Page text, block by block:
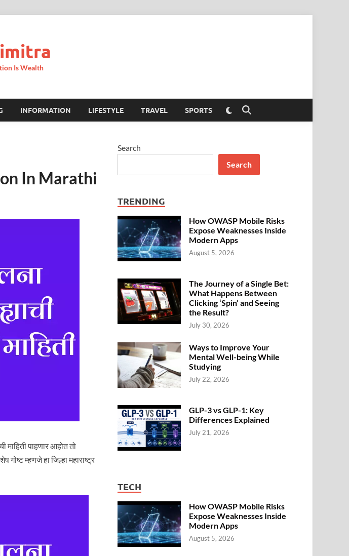
Is Wealth
INFORMATION LIFESTYLE TRAVEL SPORTS Switch
to
Open
Search
In Marathi
पाहणार आहोत तो
गोष्ट म्हणजे हा जिल्हा महाराष्ट्र
Search
Search
TRENDING
How OWASP Mobile Risks
Expose Weaknesses Inside
Modern Apps
August 5, 2026
The Journey of a Single Bet:
What Happens Between
Clicking ‘Spin’ and Seeing
the Result?
July 30, 2026
Ways to Improve Your
Mental Well-being While
Studying
July 22, 2026
GLP-3 vs GLP-1: Key
Differences Explained
July 21, 2026
TECH
How OWASP Mobile Risks
Expose Weaknesses Inside
Modern Apps
August 5, 2026